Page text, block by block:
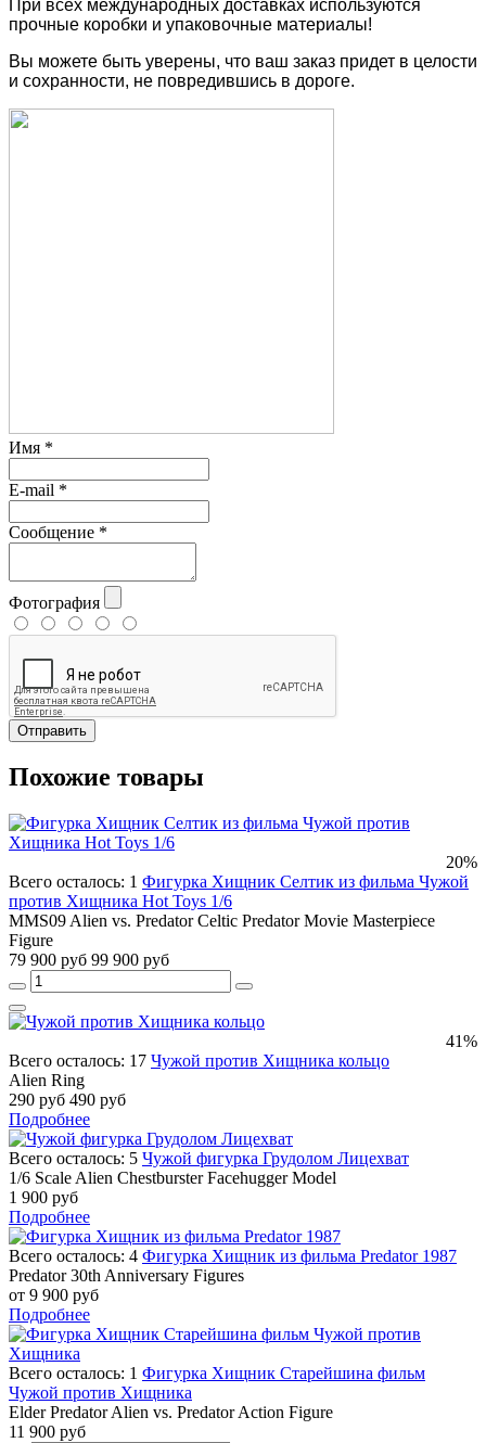
При всех международных доставках используются
прочные коробки и упаковочные материалы!
Вы можете быть уверены, что ваш заказ придет в целости
и сохранности, не повредившись в дороге.
Имя *
E-mail *
Сообщение *
Фотография
Отправить
Похожие товары
20%
Всего осталось: 1 Фигурка Хищник Селтик из фильма Чужой
против Хищника Hot Toys 1/6
MMS09 Alien vs. Predator Celtic Predator Movie Masterpiece
Figure
79 900 руб 99 900 руб
41%
Всего осталось: 17 Чужой против Хищника кольцо
Alien Ring
290 руб 490 руб
Подробнее
Всего осталось: 5 Чужой фигурка Грудолом Лицехват
1/6 Scale Alien Chestburster Facehugger Model
1 900 руб
Подробнее
Всего осталось: 4 Фигурка Хищник из фильма Predator 1987
Predator 30th Anniversary Figures
от 9 900 руб
Подробнее
Всего осталось: 1 Фигурка Хищник Старейшина фильм
Чужой против Хищника
Elder Predator Alien vs. Predator Action Figure
11 900 руб